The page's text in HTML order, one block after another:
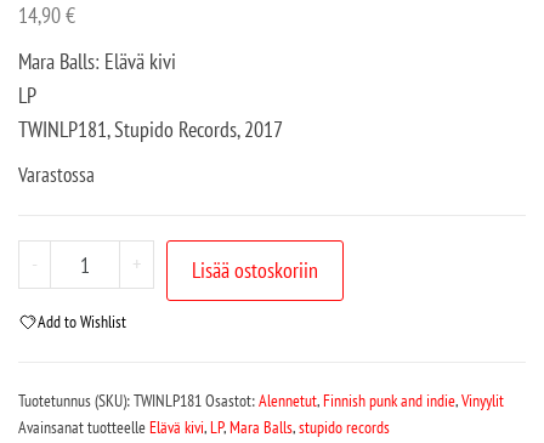
14,90€
Mara Balls: Elävä kivi
LP
TWINLP181, Stupido Records, 2017
Varastossa
- + Lisää ostoskoriin
Add to Wishlist
Tuotetunnus (SKU):TWINLP181Osastot:Alennetut,Finnish punk and indie,Vinyylit
Avainsanat tuotteelleElävä kivi,LP,Mara Balls,stupido records